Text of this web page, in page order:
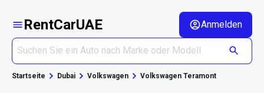
RentCarUAE Anmelden
Startseite Dubai Volkswagen Volkswagen Teramont